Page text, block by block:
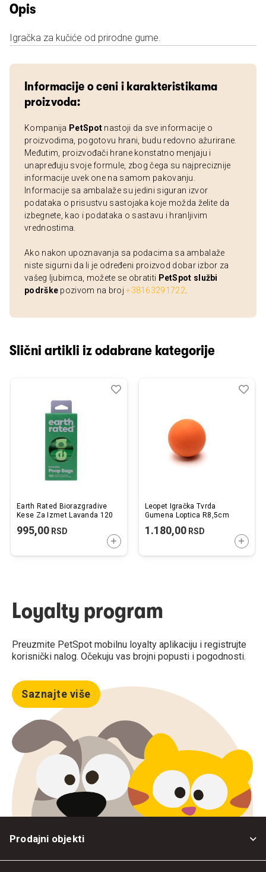
Opis
Igračka za kučiće od prirodne gume.
Informacije o ceni i karakteristikama
proizvoda:
Kompanija PetSpot nastoji da sve informacije o
proizvodima, pogotovu hrani, budu redovno ažurirane.
Međutim, proizvođači hrane konstatno menjaju i
unapređuju svoje formule, zbog čega su najpreciznije
informacije uvek one na samom pakovanju.
Informacije sa ambalaže su jedini siguran izvor
podataka o prisustvu sastojaka koje možda želite da
izbegnete, kao i podataka o sastavu i hranljivim
vrednostima.
Ako nakon upoznavanja sa podacima sa ambalaže
niste sigurni da li je određeni proizvod dobar izbor za
vašeg ljubimca, možete se obratiti PetSpot službi
podrške pozivom na broj+38163291722
Slični artikli iz odabrane kategorije
Earth Rated Biorazgradive
Kese Za Izmet Lavanda 120
995,00 RSD
DODAJTE U KORPU
Dodaj
Uporedi
Leopet Igračka Tvrda
Gumena Loptica R8,5cm
1.180,00RSD
Loyalty program
Preuzmite PetSpot mobilnu loyalty aplikaciju i registrujte
korisnički nalog. Očekuju vas brojni popusti i pogodnosti.
Saznajte više
Prodajni objekti